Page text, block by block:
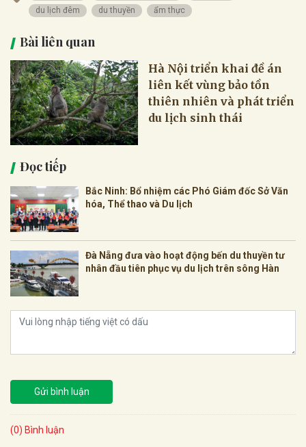
du lịch đêm du thuyền ẩm thực
Bài liên quan
Hà Nội triển khai đề án
liên kết vùng bảo tồn
thiên nhiên và phát triển
du lịch sinh thái
Đọc tiếp
Bắc Ninh: Bổ nhiệm các Phó Giám đốc Sở Văn
hóa, Thể thao và Du lịch
Đà Nẵng đưa vào hoạt động bến du thuyền tư
nhân đầu tiên phục vụ du lịch trên sông Hàn
Gửi bình luận
(0) Bình luận